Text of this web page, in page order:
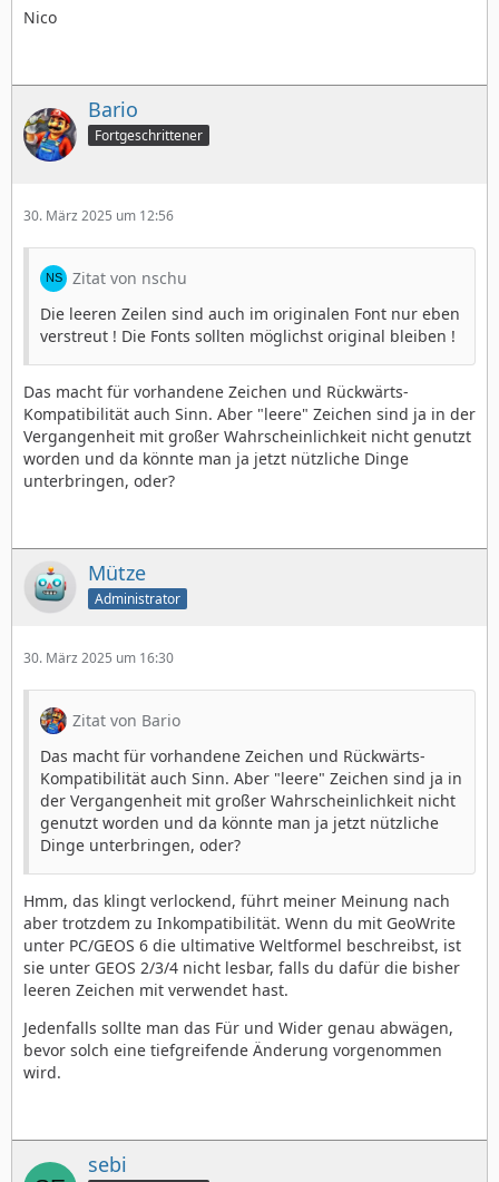
Nico
Bario
Fortgeschrittener
30. März 2025 um 12:56
Zitat von nschu
Die leeren Zeilen sind auch im originalen Font nur eben
verstreut ! Die Fonts sollten möglichst original bleiben !
Das macht für vorhandene Zeichen und Rückwärts-
Kompatibilität auch Sinn. Aber "leere" Zeichen sind ja in der
Vergangenheit mit großer Wahrscheinlichkeit nicht genutzt
worden und da könnte man ja jetzt nützliche Dinge
unterbringen, oder?
Mütze
Administrator
30. März 2025 um 16:30
Zitat von Bario
Das macht für vorhandene Zeichen und Rückwärts-
Kompatibilität auch Sinn. Aber "leere" Zeichen sind ja in
der Vergangenheit mit großer Wahrscheinlichkeit nicht
genutzt worden und da könnte man ja jetzt nützliche
Dinge unterbringen, oder?
Hmm, das klingt verlockend, führt meiner Meinung nach
aber trotzdem zu Inkompatibilität. Wenn du mit GeoWrite
unter PC/GEOS 6 die ultimative Weltformel beschreibst, ist
sie unter GEOS 2/3/4 nicht lesbar, falls du dafür die bisher
leeren Zeichen mit verwendet hast.
Jedenfalls sollte man das Für und Wider genau abwägen,
bevor solch eine tiefgreifende Änderung vorgenommen
wird.
sebi